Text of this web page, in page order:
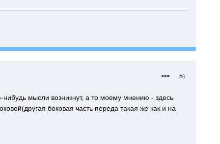
#6
мысли возникнут, а то моему мнению - здесь
боковая часть переда такая же как и на